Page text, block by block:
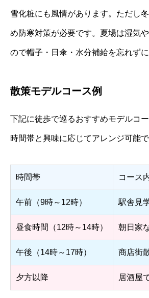
雪化粧にも風情があります。ただし
め防寒対策が必要です。夏場は湿気
ので帽子・日傘・水分補給を忘れずに
散策モデルコース例
下記に徒歩で巡るおすすめモデルコー
時間帯と興味に応じてアレンジ可能で
時間帯 コース
午前（9時～12時） 駅舎見
昼食時間（12時～14時） 朝日家
午後（14時～17時） 商店街
夕方以降 居酒屋